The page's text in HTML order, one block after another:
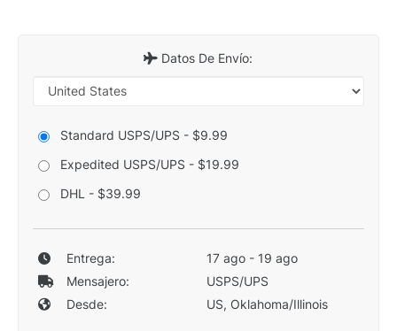
Datos De Envío:
Standard USPS/UPS - $9.99
Expedited USPS/UPS - $19.99
DHL - $39.99
Entrega:
17 ago - 19 ago
Mensajero:
USPS/UPS
Desde:
US, Oklahoma/Illinois